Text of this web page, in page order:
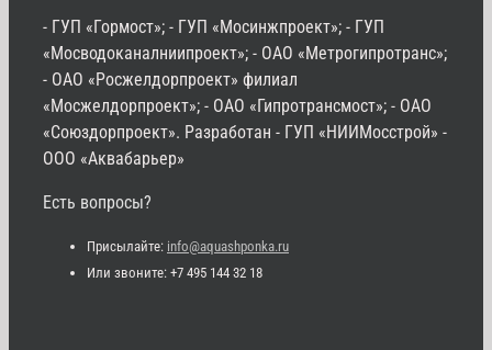
- ГУП «Гормост»; - ГУП «Мосинжпроект»; - ГУП
«Мосводоканалниипроект»; - ОАО «Метрогипротранс»;
- ОАО «Росжелдорпроект» филиал
«Мосжелдорпроект»; - ОАО «Гипротрансмост»; - ОАО
«Союздорпроект». Разработан - ГУП «НИИМосстрой» -
ООО «Аквабарьер»
Есть вопросы?
Присылайте: info@aquashponka.ru
Или звоните: +7 495 144 32 18